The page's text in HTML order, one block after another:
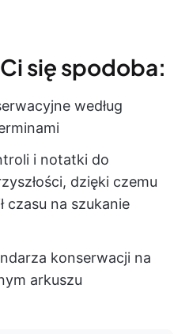
się spodoba:
według
i notatki do
dzięki czemu
czasu na szukanie
konserwacji na
arkuszu